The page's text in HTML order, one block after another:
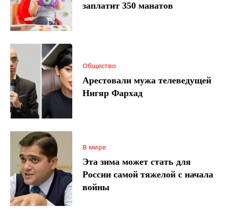
заплатит 350 манатов
Общество
Арестовали мужа телеведущей
Нигяр Фархад
В мире
Эта зима может стать для
России самой тяжелой с начала
войны